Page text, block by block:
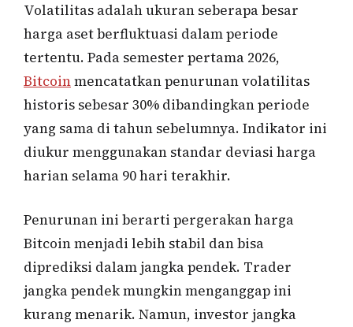
Volatilitas adalah ukuran seberapa besar
harga aset berfluktuasi dalam periode
tertentu. Pada semester pertama 2026,
Bitcoinmencatatkan penurunan volatilitas
historis sebesar 30% dibandingkan periode
yang sama di tahun sebelumnya. Indikator ini
diukur menggunakan standar deviasi harga
harian selama 90 hari terakhir.
Penurunan ini berarti pergerakan harga
Bitcoin menjadi lebih stabil dan bisa
diprediksi dalam jangka pendek. Trader
jangka pendek mungkin menganggap ini
kurang menarik. Namun, investor jangka